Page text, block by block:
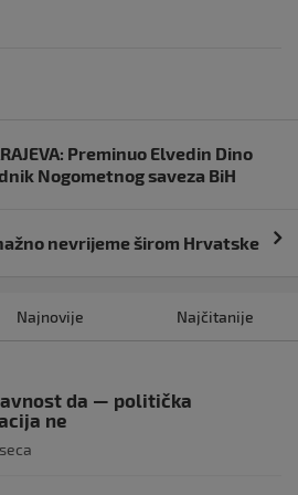
Preminuo Elvedin Dino
Nogometnog saveza BiH
nevrijeme širom Hrvatske
Najnovije Najčitanije
da — politička
ne